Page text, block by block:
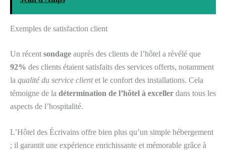
Exemples de satisfaction client
Un récent sondage auprès des clients de l’hôtel a révélé que
92% des clients étaient satisfaits des services offerts, notamment
la qualité du service clientet le confort des installations. Cela
témoigne de la détermination de l’hôtel à exceller dans tous les
aspects de l’hospitalité.
L’Hôtel des Écrivains offre bien plus qu’un simple hébergement
; il garantit une expérience enrichissante et mémorable grâce à